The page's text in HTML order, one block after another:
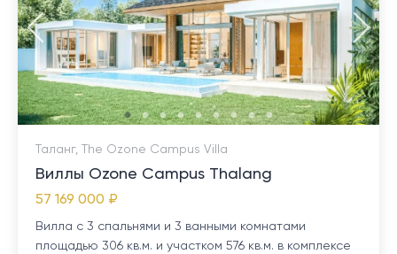
Таланг, The Ozone Campus Villa
Виллы Ozone Campus Thalang
57 169 000 ₽
Вилла с 3 спальнями и 3 ванными комнатами
площадью 306 кв.м. и участком 576 кв.м. в комплексе